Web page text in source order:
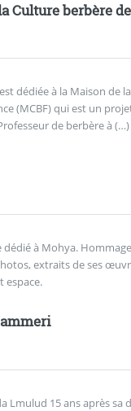
Culture berbère
dédiée à la Maison de
(MCBF) qui est un
de berbère à (…)
dédié à Mohya.
extraits de ses
espace.
Lmulud 15 ans après sa